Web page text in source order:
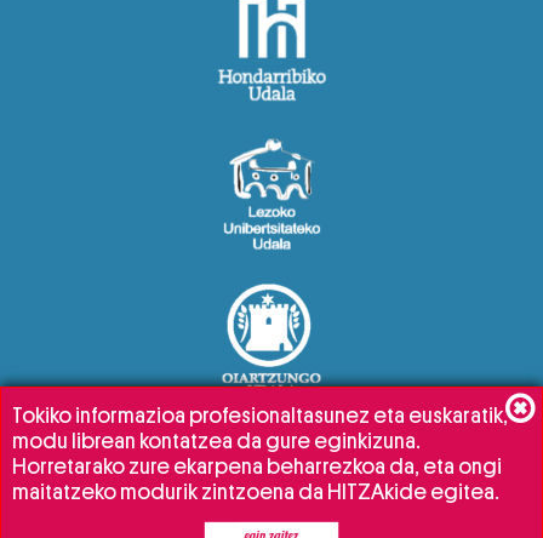
Tokiko informazioa profesionaltasunez eta euskaratik,
modu librean kontatzea da gure eginkizuna.
Horretarako zure ekarpena beharrezkoa da, eta ongi
maitatzeko modurik zintzoena da HITZAkide egitea.